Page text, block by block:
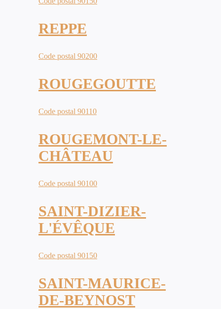
REPPE
Code postal 90200
ROUGEGOUTTE
Code postal 90110
ROUGEMONT-LE-
CHÂTEAU
Code postal 90100
SAINT-DIZIER-
L'ÉVÊQUE
Code postal 90150
SAINT-MAURICE-
DE-BEYNOST